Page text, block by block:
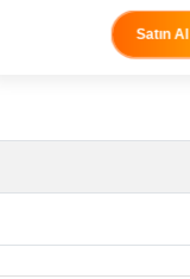
Satın Al